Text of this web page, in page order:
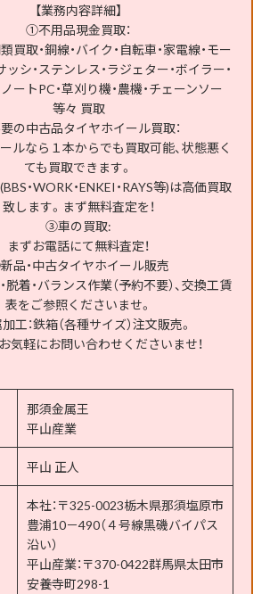
【業務内容詳細】
①不用品現金買取：
買取・銅線・バイク・自転車・家電線・モー
ッシ・ステンレス・ラジェター・ボイラー・
ノートPC・草刈り機・農機・チェーンソー
等々 買取
の中古品タイヤホイール買取：
ルなら１本からでも買取可能、状態悪く
ても買取できます。
・WORK・ENKEI・RAYS等)は高価買取
致します。まず無料査定を！
③車の買取:
まずお電話にて無料査定！
品・中古タイヤホイール販売
着・バランス作業（予約不要）、交換工賃
表をご参照くださいませ。
工：鉄箱（各種サイズ）注文販売。
気軽にお問い合わせくださいませ！
那須金属王
平山産業
平山 正人
本社：〒325-0023栃木県那須塩原市
豊浦10－490（４号線黒磯バイパス
沿い）
平山産業：〒370-0422群馬県太田市
安養寺町298-1